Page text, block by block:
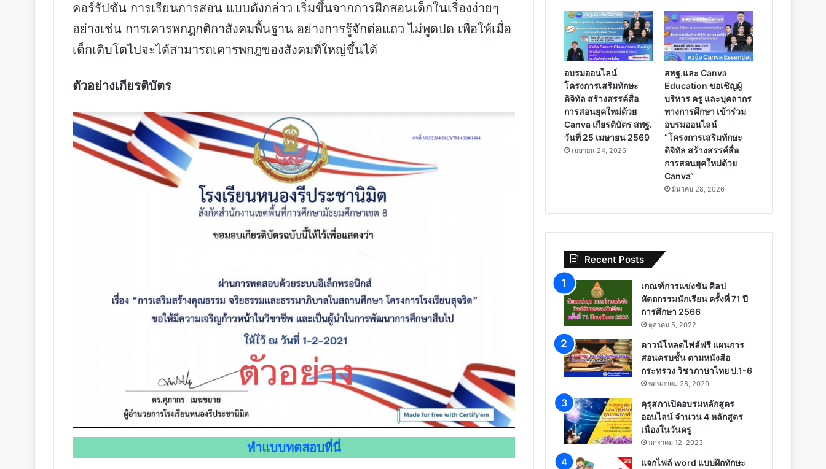
คอร์รัปชัน การเรียนการสอน แบบดังกล่าว เริ่มขึ้นจากการฝึกสอนเด็กในเรื่องง่ายๆ
อย่างเช่น การเคารพกฎกติกาสังคมพื้นฐาน อย่างการรู้จักต่อแถว ไม่พูดปด เพื่อให้เมื่อ
เด็กเติบโตไปจะได้สามารถเคารพกฎของสังคมที่ใหญ่ขึ้นได้
ตัวอย่างเกียรติบัตร
ทำแบบทดสอบที่นี่
อบรมออนไลน์
โครงการเสริมทักษะ
ดิจิทัล สร้างสรรค์สื่อ
การสอนยุคใหม่ด้วย
Canva เกียรติบัตร สพฐ.
วันที่ 25 เมษายน 2569
เมษายน 24, 2026
สพฐ.และ Canva
Education ขอเชิญผู้
บริหาร ครู และบุคลากร
ทางการศึกษา เข้าร่วม
อบรมออนไลน์
“โครงการเสริมทักษะ
ดิจิทัล สร้างสรรค์สื่อ
การสอนยุคใหม่ด้วย
Canva“
มีนาคม 28, 2026
Recent Posts
เกณฑ์การแข่งขัน ศิลป
หัตถกรรมนักเรียน ครั้งที่ 71 ปี
การศึกษา 2566
ตุลาคม 5, 2022
ดาวน์โหลดไฟล์ฟรี แผนการ
สอนครบชั้น ตามหนังสือ
กระทรวง วิชาภาษาไทย ป.1-6
พฤษภาคม 28, 2020
คุรุสภาเปิดอบรมหลักสูตร
ออนไลน์ จำนวน 4 หลักสูตร
เนื่องในวันครู
มกราคม 12, 2023
แจกไฟล์ word แบบฝึกทักษะ